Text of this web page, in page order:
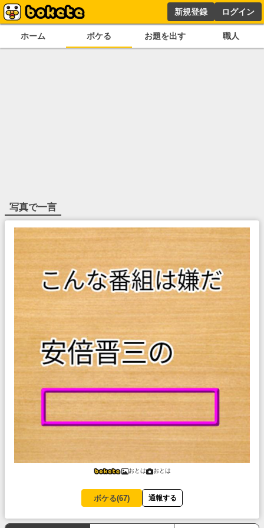
新規登録 ログイン
ホーム ボケる お題を出す 職人
写真で一言
おとは おとは
ボケる(67) 通報する